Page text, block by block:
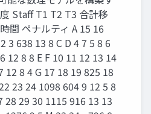
Staff T1 T2 T3 合計移
間 ペナルティ A 15 16
3 638 13 8 C D 4 7 5 8 6
12 8 8 E F 10 11 12 13 14
12 8 4 G 17 18 19 825 18
23 24 1098 604 9 12 5 8
28 29 30 1115 916 13 13